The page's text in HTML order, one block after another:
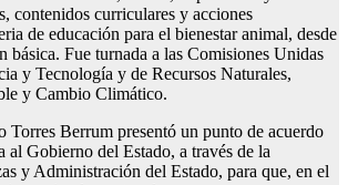
contenidos curriculares y acciones
de educación para el bienestar animal, desde
básica. Fue turnada a las Comisiones Unidas
y Tecnología y de Recursos Naturales,
y Cambio Climático.
Torres Berrum presentó un punto de acuerdo
al Gobierno del Estado, a través de la
y Administración del Estado, para que, en el